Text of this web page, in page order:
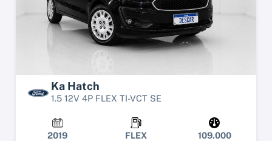
Ka Hatch
1.5 12V 4P FLEX TI-VCT SE
2019 FLEX 109.000